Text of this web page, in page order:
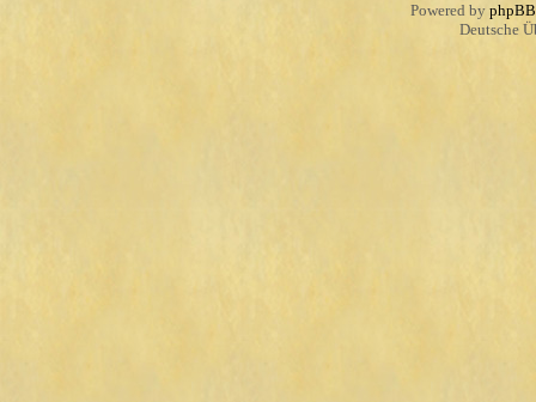
Powered by phpBB
Deutsche